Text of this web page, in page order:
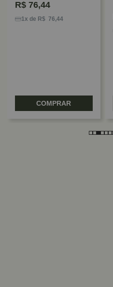
R$ 76,44
1x de R$ 76,44
COMPRAR